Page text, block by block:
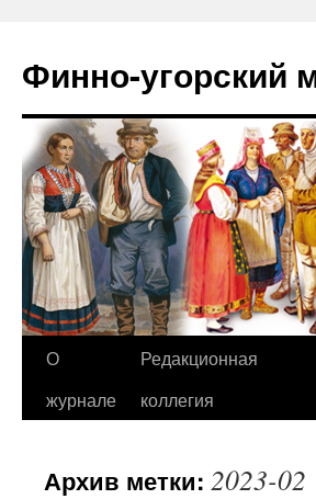
Финно-угорский
Перейти
О
журнале
Редакционная
коллегия
Архив метки: 2023-02